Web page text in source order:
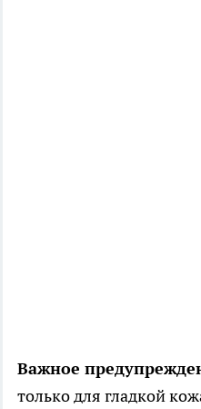
Важное
только для гладкой